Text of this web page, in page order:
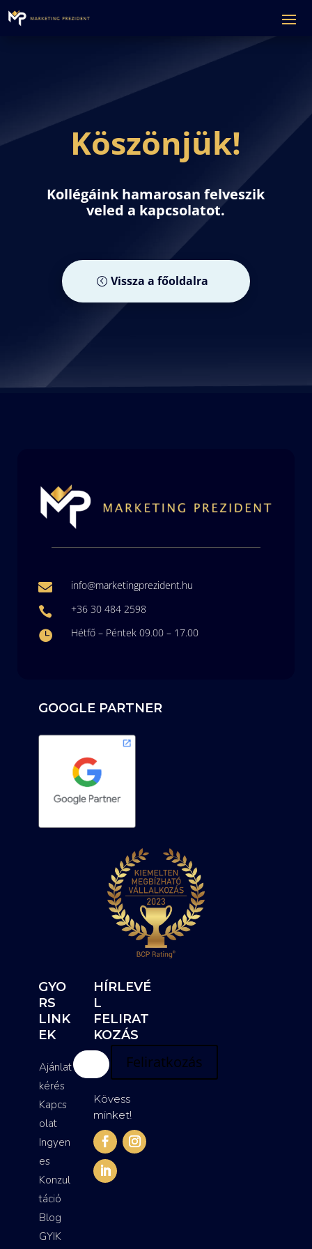
Köszönjük!
Kollégáink hamarosan felveszik
veled a kapcsolatot.
Vissza a főoldalra
 info@marketingprezident.hu
 +36 30 484 2598
 Hétfő – Péntek 09.00 – 17.00
GOOGLE PARTNER
GYO
RS
LINK
EK
Ajánlat
kérés
Kapcs
olat
Ingyen
es
Konzul
táció
Blog
GYIK
HÍRLEVÉ
L
FELIRAT
KOZÁS
Feliratkozás
Kövess
minket!